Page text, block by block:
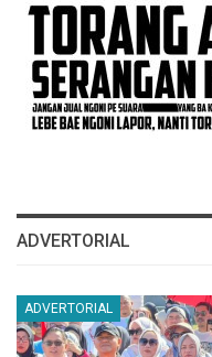
ADVERTORIAL
ADVERTORIAL